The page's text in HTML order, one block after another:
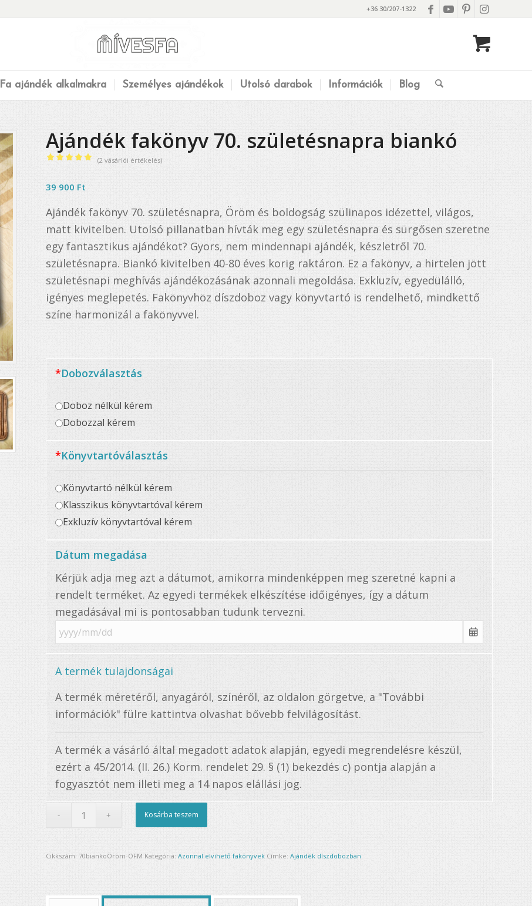
+36 30/207-1322
Fa ajándék alkalmakra Személyes ajándékok Utolsó darabok Információk Blog
Ajándék fakönyv 70. születésnapra biankó
5.00az 5-
2
értékelés
alapján
(2 vásárlói értékelés)
39 900 Ft
Ajándék fakönyv 70. születésnapra, Öröm és boldogság szülinapos idézettel, világos,
matt kivitelben. Utolsó pillanatban hívták meg egy születésnapra és sürgősen szeretne
egy fantasztikus ajándékot? Gyors, nem mindennapi ajándék, készletről 70.
születésnapra. Biankó kivitelben 40-80 éves korig raktáron. Ez a fakönyv, a hirtelen jött
születésnapi meghívás ajándékozásának azonnali megoldása. Exkluzív, egyedülálló,
igényes meglepetés. Fakönyvhöz díszdoboz vagy könyvtartó is rendelhető, mindkettő
színe harmonizál a fakönyvvel.
*Dobozválasztás
Doboz nélkül kérem
Dobozzal kérem
*Könyvtartóválasztás
Könyvtartó nélkül kérem
Klasszikus könyvtartóval kérem
Exkluzív könyvtartóval kérem
Dátum megadása
Kérjük adja meg azt a dátumot, amikorra mindenképpen meg szeretné kapni a
rendelt terméket. Az egyedi termékek elkészítése időigényes, így a dátum
megadásával mi is pontosabban tudunk tervezni.
A termék tulajdonságai
A termék méretéről, anyagáról, színéről, az oldalon görgetve, a "További
információk" fülre kattintva olvashat bővebb felvilágosítást.
A termék a vásárló által megadott adatok alapján, egyedi megrendelésre készül,
ezért a 45/2014. (II. 26.) Korm. rendelet 29. § (1) bekezdés c) pontja alapján a
fogyasztót nem illeti meg a 14 napos elállási jog.
Kosárba teszem
Cikkszám: 70biankoÖröm-OFM Kategória:Azonnal elvihető fakönyvek Címke:Ajándék díszdobozban